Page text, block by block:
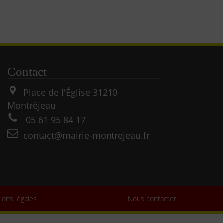
Contact
Place de l'Église 31210
Montréjeau
05 61 95 84 17
contact@mairie-montrejeau.fr
légales Nous contacter